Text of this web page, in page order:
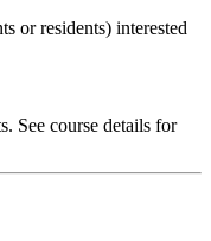
or residents) interested
See course details for